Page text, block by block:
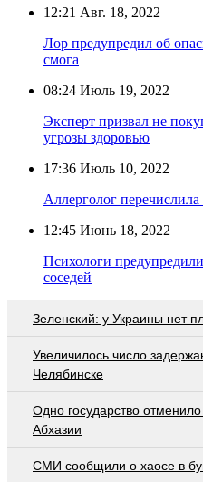
12:21 Авг. 18, 2022
Лор предупредил об
смога
08:24 Июль 19, 2022
Эксперт призвал не
угрозы здоровью
17:36 Июль 10, 2022
Аллерголог
12:45 Июнь 18, 2022
Психологи
соседей
Зеленский: у Украины нет
Увеличилось число
Челябинске
Одно государство
Абхазии
СМИ сообщили о хаосе в